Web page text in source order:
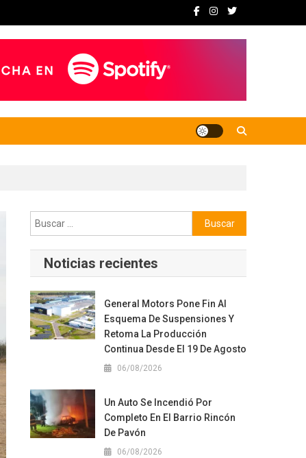
Buscar:
Noticias recientes
General Motors Pone Fin Al
Esquema De Suspensiones Y
Retoma La Producción
Continua Desde El 19 De Agosto
06/08/2026
Un Auto Se Incendió Por
Completo En El Barrio Rincón
De Pavón
06/08/2026